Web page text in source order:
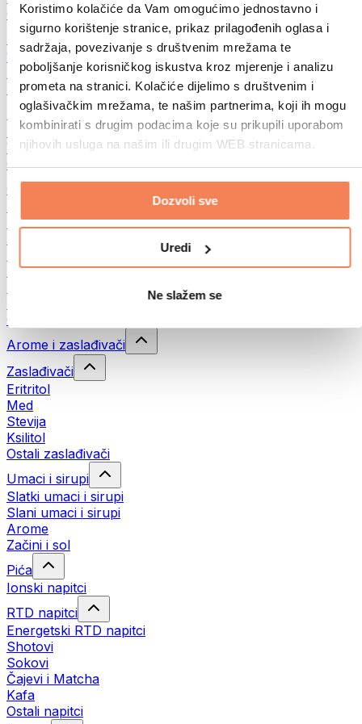
Koristimo kolačiće da Vam omogućimo jednostavno i
sigurno korištenje stranice, prikaz prilagođenih oglasa i
sadržaja, povezivanje s društvenim mrežama te
poboljšanje korisničkog iskustva kroz mjerenje i analizu
prometa na stranici. Kolačiće dijelimo s društvenim i
oglašivačkim mrežama, te našim partnerima, koji ih mogu
kombinirati s drugim podacima koje su prikupili uporabom
njihovih usluga na našim ili drugim WEB stranicama.
Dozvoli sve
Uredi
Ne slažem se
Ostalo
Maslac od oraha
100% namazi iz orašastih plodova
Slatki namazi od orašastih plodova
Proteinski namazi od orašastih plodova
Superfood
Zelena superhrana
Vlakna
Ostala superhrana
Grickalice
Suho meso
Proteinski čips
Ostali snackovi
Arome i zaslađivači
Zaslađivači
Eritritol
Med
Stevija
Ksilitol
Ostali zaslađivači
Umaci i sirupi
Slatki umaci i sirupi
Slani umaci i sirupi
Arome
Začini i sol
Pića
Ionski napitci
RTD napitci
Energetski RTD napitci
Shotovi
Sokovi
Čajevi i Matcha
Kafa
Ostali napitci